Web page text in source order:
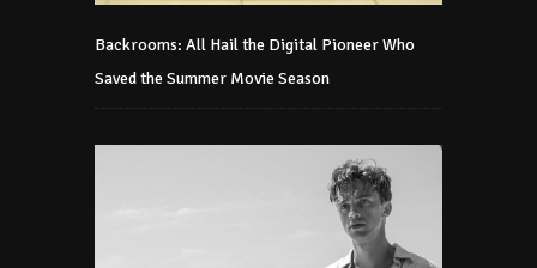
Backrooms: All Hail the Digital Pioneer Who
Saved the Summer Movie Season